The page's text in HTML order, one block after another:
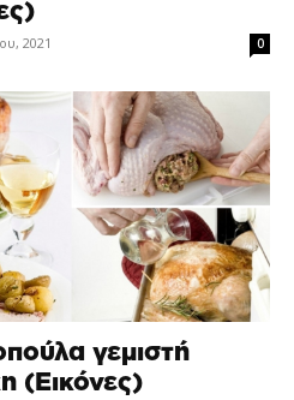
2021 0
γεμιστή
(Εικόνες)